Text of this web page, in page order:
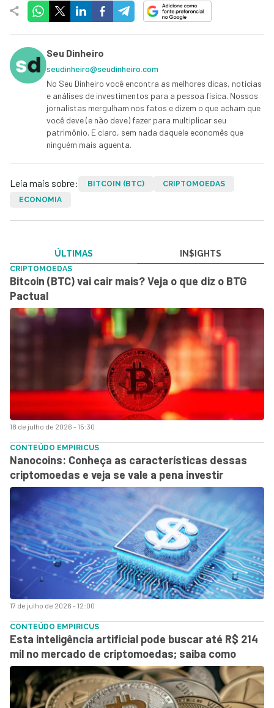
Seu Dinheiro
seudinheiro@seudinheiro.com
No Seu Dinheiro você encontra as melhores dicas, notícias
e análises de investimentos para a pessoa física. Nossos
jornalistas mergulham nos fatos e dizem o que acham que
você deve (e não deve) fazer para multiplicar seu
patrimônio. E claro, sem nada daquele economês que
ninguém mais aguenta.
Leia mais sobre: BITCOIN (BTC)
CRIPTOMOEDAS
ECONOMIA
ÚLTIMAS IN$IGHTS
18 de julho de 2026 - 15:30
CRIPTOMOEDAS
Bitcoin (BTC) vai cair mais? Veja o que diz o BTG
Pactual
17 de julho de 2026 - 12:00
CONTEÚDO EMPIRICUS
Nanocoins: Conheça as características dessas
criptomoedas e veja se vale a pena investir
CONTEÚDO EMPIRICUS
Esta inteligência artificial pode buscar até R$ 214
mil no mercado de criptomoedas; saiba como